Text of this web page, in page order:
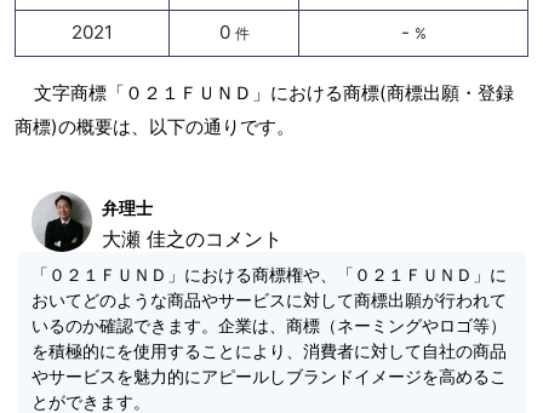
2021 0 件 - %
文字商標「０２１ＦＵＮＤ」における商標(商標出願・登録
商標)の概要は、以下の通りです。
弁理士
大瀬 佳之のコメント
「０２１ＦＵＮＤ」における商標権や、「０２１ＦＵＮＤ」に
おいてどのような商品やサービスに対して商標出願が行われて
いるのか確認できます。企業は、商標（ネーミングやロゴ等）
を積極的にを使用することにより、消費者に対して自社の商品
やサービスを魅力的にアピールしブランドイメージを高めるこ
とができます。